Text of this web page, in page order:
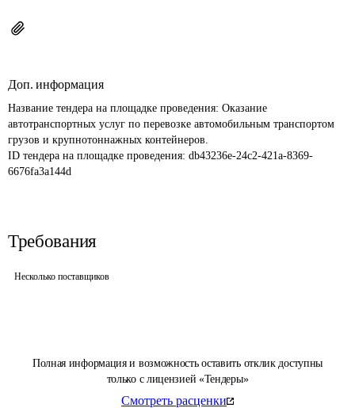
Полная информация и возможность оставить отклик доступны
только с лицензией «Тендеры»
Смотреть расценки
Доп. информация
Название тендера на площадке проведения: Оказание
автотранспортных услуг по перевозке автомобильным транспортом
грузов и крупнотоннажных контейнеров.
ID тендера на площадке проведения: db43236e-24c2-421a-8369-
6676fa3a144d
Требования
Несколько поставщиков